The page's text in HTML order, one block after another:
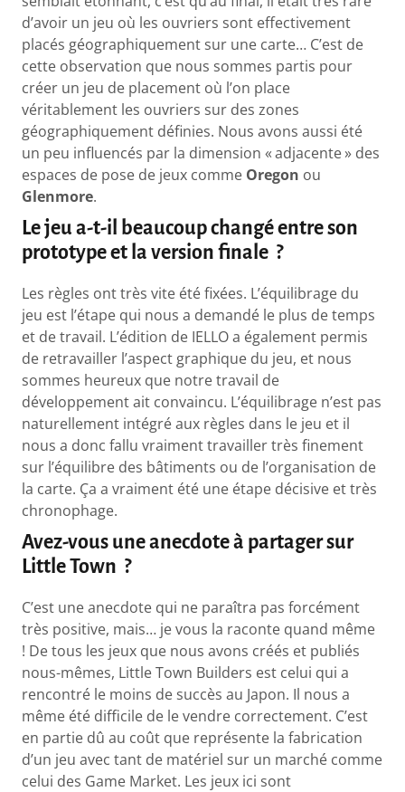
d’avoir un jeu où les ouvriers sont effectivement
placés géographiquement sur une carte… C’est de
cette observation que nous sommes partis pour
créer un jeu de placement où l’on place
véritablement les ouvriers sur des zones
géographiquement définies. Nous avons aussi été
un peu influencés par la dimension « adjacente » des
espaces de pose de jeux comme Oregon ou
Glenmore.
Le jeu a-t-il beaucoup changé entre son
prototype et la version finale ?
Les règles ont très vite été fixées. L’équilibrage du
jeu est l’étape qui nous a demandé le plus de temps
et de travail. L’édition de IELLO a également permis
de retravailler l’aspect graphique du jeu, et nous
sommes heureux que notre travail de
développement ait convaincu. L’équilibrage n’est pas
naturellement intégré aux règles dans le jeu et il
nous a donc fallu vraiment travailler très finement
sur l’équilibre des bâtiments ou de l’organisation de
la carte. Ça a vraiment été une étape décisive et très
chronophage.
Avez-vous une anecdote à partager sur
Little Town ?
C’est une anecdote qui ne paraîtra pas forcément
très positive, mais… je vous la raconte quand même
! De tous les jeux que nous avons créés et publiés
nous-mêmes, Little Town Builders est celui qui a
rencontré le moins de succès au Japon. Il nous a
même été difficile de le vendre correctement. C’est
en partie dû au coût que représente la fabrication
d’un jeu avec tant de matériel sur un marché comme
celui des Game Market. Les jeux ici sont